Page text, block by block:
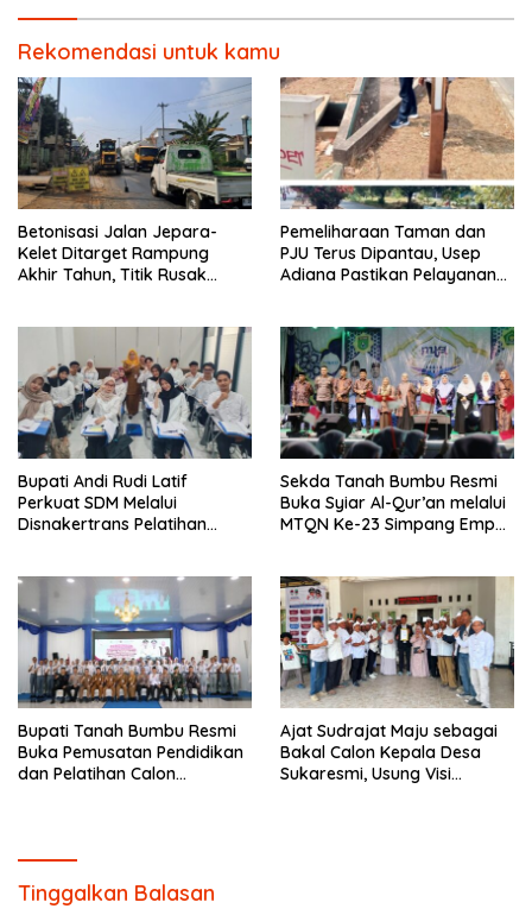
Rekomendasi untuk kamu
Betonisasi Jalan Jepara-
Kelet Ditarget Rampung
Akhir Tahun, Titik Rusak
Pemeliharaan Taman dan
PJU Terus Dipantau, Usep
Adiana Pastikan Pelayanan
Bupati Andi Rudi Latif
Perkuat SDM Melalui
Disnakertrans Pelatihan
Sekda Tanah Bumbu Resmi
Buka Syiar Al-Qur’an melalui
MTQN Ke-23 Simpang Empat
Bupati Tanah Bumbu Resmi
Buka Pemusatan Pendidikan
dan Pelatihan Calon
Ajat Sudrajat Maju sebagai
Bakal Calon Kepala Desa
Sukaresmi, Usung Visi
Tinggalkan Balasan